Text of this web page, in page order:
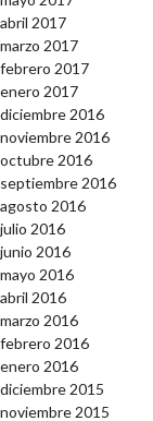
abril 2017
marzo 2017
febrero 2017
enero 2017
diciembre 2016
noviembre 2016
octubre 2016
septiembre 2016
agosto 2016
julio 2016
junio 2016
mayo 2016
abril 2016
marzo 2016
febrero 2016
enero 2016
diciembre 2015
noviembre 2015